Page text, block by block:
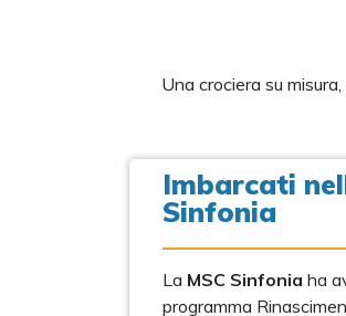
Una crociera su
Imbarcati
Sinfonia
La MSC Sinfonia ha
programma